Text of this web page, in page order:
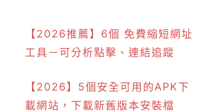
【2026推薦】6個 免費縮短網址
工具－可分析點擊、連結追蹤
【2026】5個安全可用的APK下
載網站，下載新舊版本安裝檔